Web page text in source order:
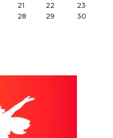
21 22
23
28 29
30